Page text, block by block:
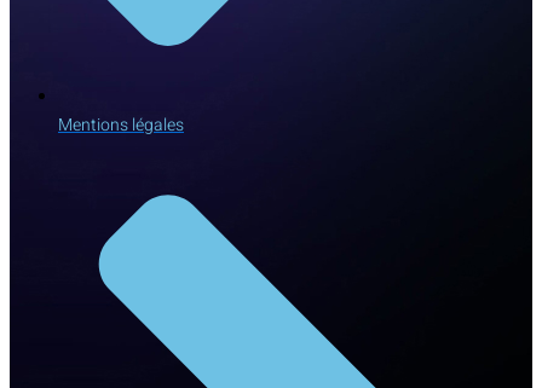
Mentions légales